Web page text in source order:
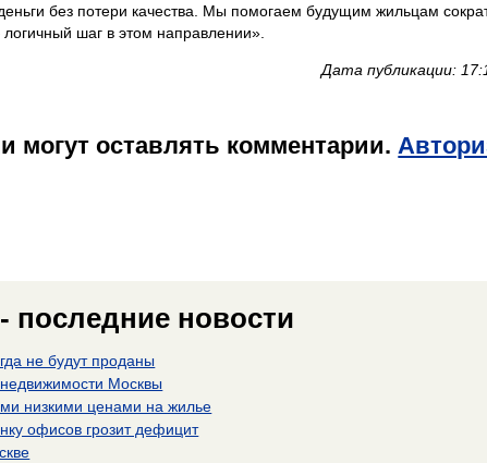
без потери качества. Мы помогаем будущим жильцам
шаг в этом направлении».
Дата публикации:
могут оставлять комментарии.
новости
не будут проданы
Москвы
низкими ценами на жилье
офисов грозит дефицит